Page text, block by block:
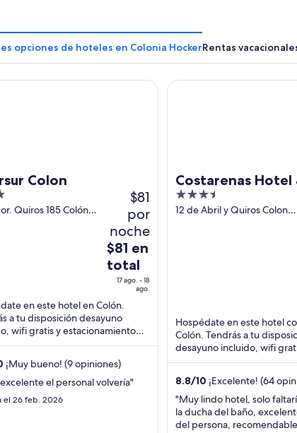
opciones de hoteles en Colonia HockerRentas
Colon
Quiros 185 Colón
$81
por
noche
El
precio
es
$81
en
total
por
noche
del
$81 en
total
17 ago. - 18
ago.
en este hotel en Colón.
a tu disposición desayuno
wifi gratis y estacionamiento
muy cerca de atracciones
¡Muy bueno! (9 opiniones)
el personal volvería"
el 26 feb. 2026
Costarenas Hotel
3.5
out
12 de Abril y Quiros Colon
Hospédate en este hotel
Colón. Tendrás a tu
desayuno incluido, wifi
aire libre. Estarás muy
8.8/10 ¡Excelente! (64
"Muy lindo hotel, solo
la ducha del baño,
del persona,
Costarenas Hotel & Spa